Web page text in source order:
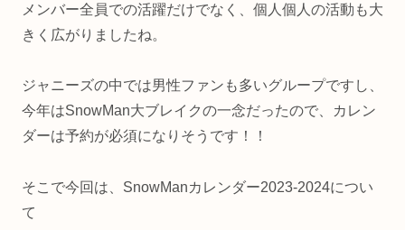
メンバー全員での活躍だけでなく、個人個人の活動も大
きく広がりましたね。
ジャニーズの中では男性ファンも多いグループですし、
今年はSnowMan大ブレイクの一念だったので、
カレン
ダーは予約が必須になりそうです！！
そこで今回は、SnowManカレンダー2023-2024につい
て